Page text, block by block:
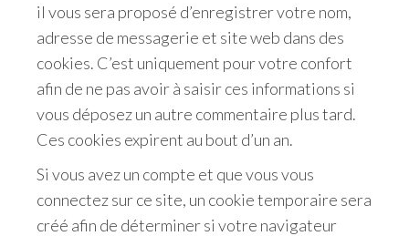
il vous sera proposé d’enregistrer votre nom,
adresse de messagerie et site web dans des
cookies. C’est uniquement pour votre confort
afin de ne pas avoir à saisir ces informations si
vous déposez un autre commentaire plus tard.
Ces cookies expirent au bout d’un an.
Si vous avez un compte et que vous vous
connectez sur ce site, un cookie temporaire sera
créé afin de déterminer si votre navigateur